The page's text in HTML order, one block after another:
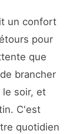
un confort
pour
que
brancher
soir, et
C'est
quotidien